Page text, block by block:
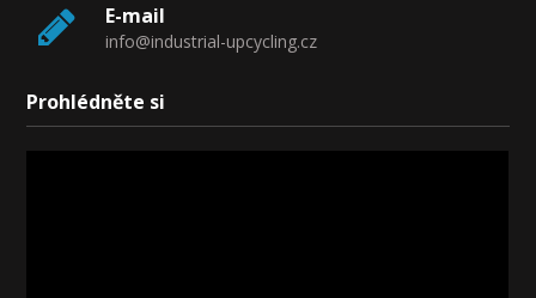
E-mail
info@industrial-upcycling.cz
Prohlédněte si